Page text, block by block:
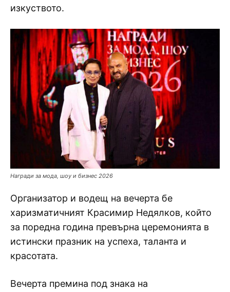
изкуството.
Награди за мода, шоу и бизнес 2026
Организатор и водещ на вечерта бе
харизматичният Красимир Недялков, който
за поредна година превърна церемонията в
истински празник на успеха, таланта и
красотата.
Вечерта премина под знака на